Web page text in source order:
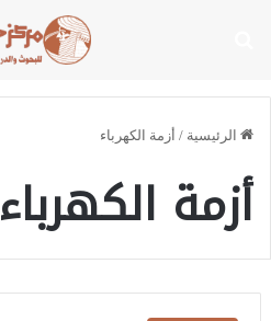
الرئيسية / أزمة الكهرباء
أزمة الكهرباء